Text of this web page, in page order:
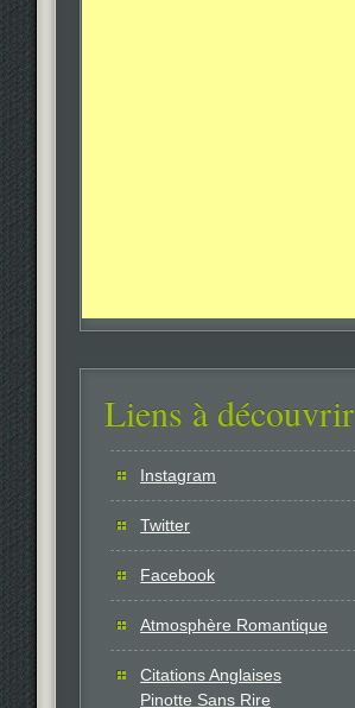
Liens à découvrir
Instagram
Twitter
Facebook
Atmosphère Romantique
Citations Anglaises
Pinotte Sans Rire